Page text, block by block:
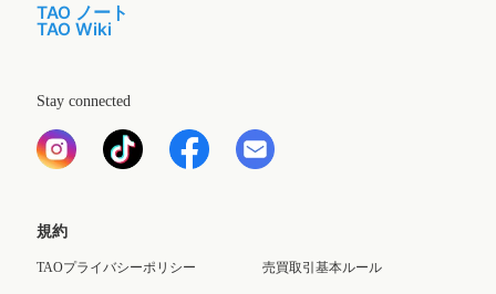
TAO ノート
TAO Wiki
Stay connected
規約
TAOプライバシーポリシー 売買取引基本ルール